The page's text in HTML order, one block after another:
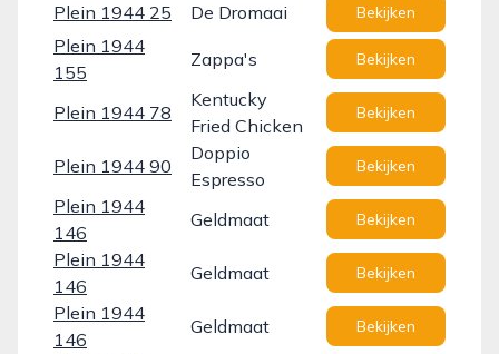
Plein 1944 25 De Dromaai Bekijken
Plein 1944
155
Zappa's Bekijken
Plein 1944 78
Kentucky
Fried Chicken
Bekijken
Plein 1944 90
Doppio
Espresso
Bekijken
Plein 1944
146
Geldmaat Bekijken
Plein 1944
146
Geldmaat Bekijken
Plein 1944
146
Geldmaat Bekijken